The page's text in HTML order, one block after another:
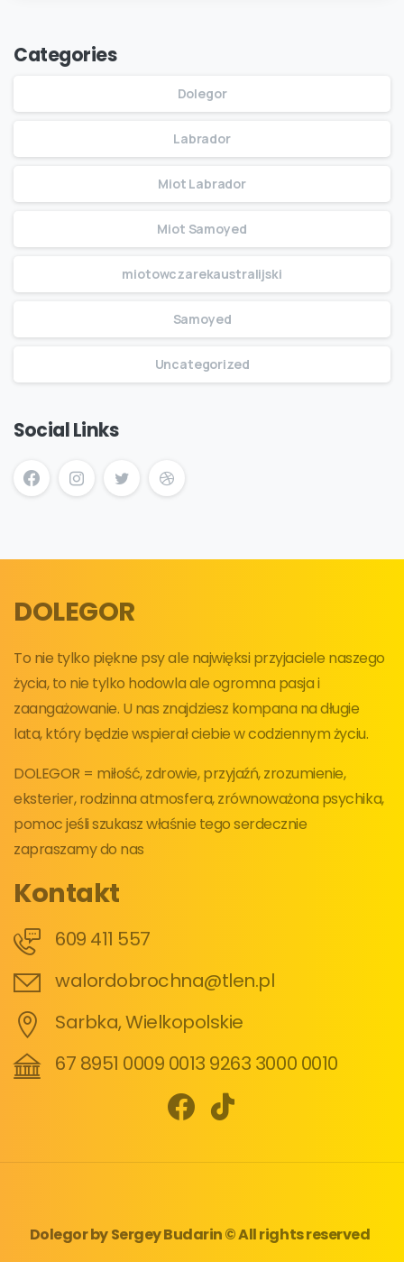
Categories
Dolegor
Labrador
Miot Labrador
Miot Samoyed
miotowczarekaustralijski
Samoyed
Uncategorized
Social Links
DOLEGOR
To nie tylko piękne psy ale najwięksi przyjaciele naszego
życia, to nie tylko hodowla ale ogromna pasja i
zaangażowanie. U nas znajdziesz kompana na długie
lata, który będzie wspierał ciebie w codziennym życiu.
DOLEGOR = miłość, zdrowie, przyjaźń, zrozumienie,
eksterier, rodzinna atmosfera, zrównoważona psychika,
pomoc jeśli szukasz właśnie tego serdecznie
zapraszamy do nas
Kontakt
609 411 557
walordobrochna@tlen.pl
Sarbka, Wielkopolskie
67 8951 0009 0013 9263 3000 0010
DolegorbySergey Budarin© All rights reserved